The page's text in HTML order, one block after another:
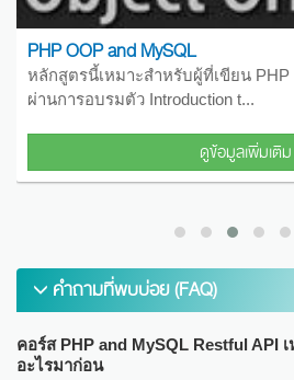
PHP OOP and MySQL
หลักสูตรนี้เหมาะสำหรับผู้ที่เขียน
ผ่านการอบรมตัว Introduction t...
ดูข้อมูลเพิ่มเติม
คำถามที่พบบ่อย (FAQ)
คอร์ส PHP and MySQL Restful API
อะไรมาก่อน